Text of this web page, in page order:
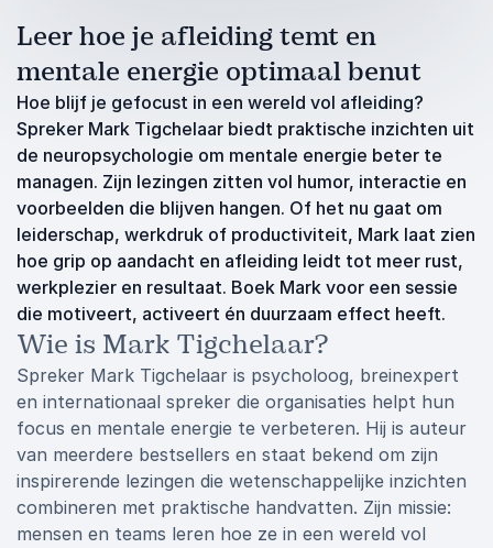
Leer hoe je afleiding temt en
mentale energie optimaal benut
Hoe blijf je gefocust in een wereld vol afleiding?
Spreker Mark Tigchelaar biedt praktische inzichten uit
de neuropsychologie om mentale energie beter te
managen. Zijn lezingen zitten vol humor, interactie en
voorbeelden die blijven hangen. Of het nu gaat om
leiderschap, werkdruk of productiviteit, Mark laat zien
hoe grip op aandacht en afleiding leidt tot meer rust,
werkplezier en resultaat. Boek Mark voor een sessie
die motiveert, activeert én duurzaam effect heeft.
Wie is Mark Tigchelaar?
Spreker Mark Tigchelaar is psycholoog, breinexpert
en internationaal spreker die organisaties helpt hun
focus en mentale energie te verbeteren. Hij is auteur
van meerdere bestsellers en staat bekend om zijn
inspirerende lezingen die wetenschappelijke inzichten
combineren met praktische handvatten. Zijn missie:
mensen en teams leren hoe ze in een wereld vol